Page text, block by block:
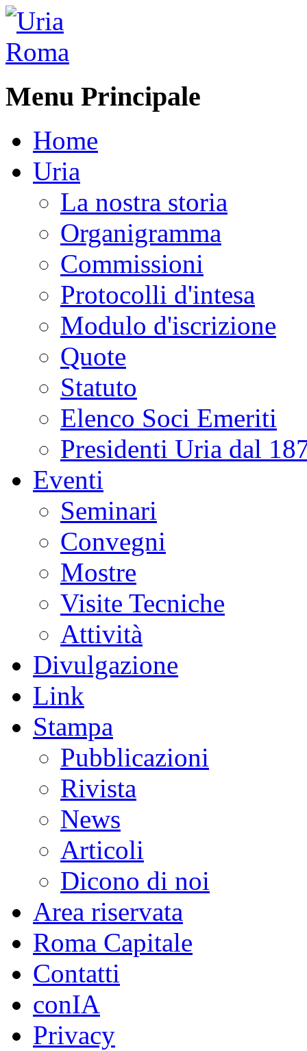
Menu Principale
Home
Uria
La nostra storia
Organigramma
Commissioni
Protocolli d'intesa
Modulo d'iscrizione
Quote
Statuto
Elenco Soci Emeriti
Presidenti Uria dal
Eventi
Seminari
Convegni
Mostre
Visite Tecniche
Attività
Divulgazione
Link
Stampa
Pubblicazioni
Rivista
News
Articoli
Dicono di noi
Area riservata
Roma Capitale
Contatti
conIA
Privacy